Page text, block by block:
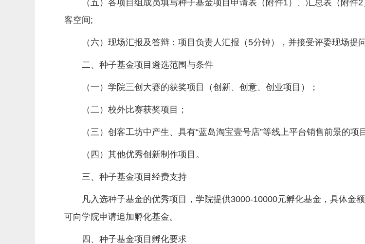
（五）各项目组成员填写种子基金项目申请表（附件1）、汇总表（附
客空间;
（六）现场汇报及答辩：项目负责人汇报（5分钟），并接受评委现场提
二、种子基金项目遴选范围与条件
（一）学院三创大赛的获奖项目（创新、创意、创业项目）；
（二）校外比赛获奖项目；
（三）创客工坊中产生、具有“蓝岛淘宝壹号店”等线上平台销售前景的项
（四）其他优秀创新制作项目。
三、种子基金项目经费支持
凡入选种子基金的优秀项目，学院提供3000-10000元孵化基金，具体金
可向学院申请追加孵化基金。
四、种子基金项目孵化要求